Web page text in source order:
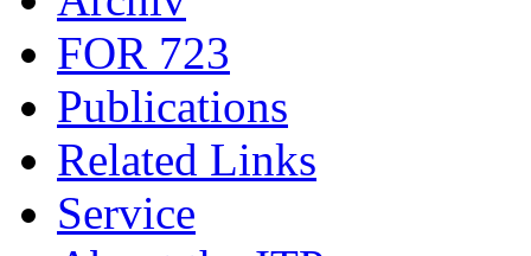
FOR 723
Publications
Related Links
Service